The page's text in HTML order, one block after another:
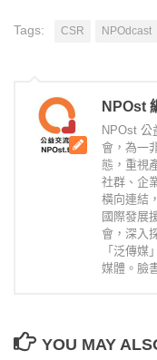
Tags: CSR NPOdcast
NPOst
NPOst 公
會，為一
態，重視
社群、企
橫向連結
國際發展
會，深入
「泛傳
媒體。臉
YOU MAY